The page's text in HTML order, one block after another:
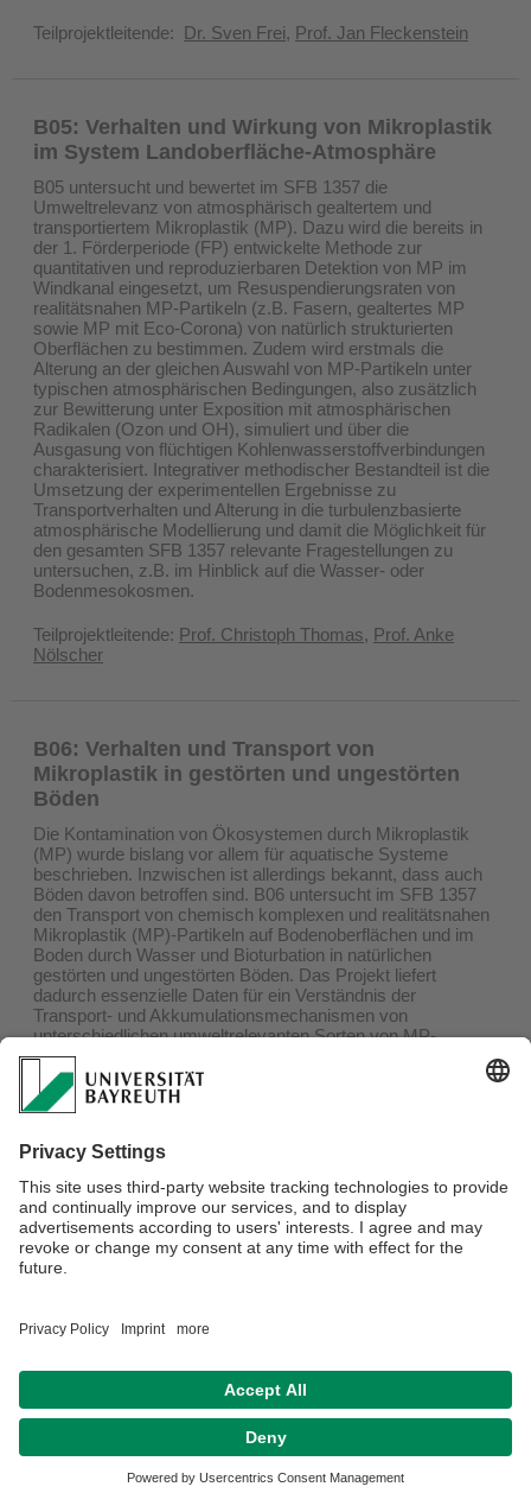
Teilprojektleitende: Dr. Sven Frei, Prof. Jan Fleckenstein
B05: Verhalten und Wirkung von Mikroplastik
im System Landoberfläche-Atmosphäre
B05 untersucht und bewertet im SFB 1357 die
Umweltrelevanz von atmosphärisch gealtertem und
transportiertem Mikroplastik (MP). Dazu wird die bereits in
der 1. Förderperiode (FP) entwickelte Methode zur
quantitativen und reproduzierbaren Detektion von MP im
Windkanal eingesetzt, um Resuspendierungsraten von
realitätsnahen MP-Partikeln (z.B. Fasern, gealtertes MP
sowie MP mit Eco-Corona) von natürlich strukturierten
Oberflächen zu bestimmen. Zudem wird erstmals die
Alterung an der gleichen Auswahl von MP-Partikeln unter
typischen atmosphärischen Bedingungen, also zusätzlich
zur Bewitterung unter Exposition mit atmosphärischen
Radikalen (Ozon und OH), simuliert und über die
Ausgasung von flüchtigen Kohlenwasserstoffverbindungen
charakterisiert. Integrativer methodischer Bestandteil ist die
Umsetzung der experimentellen Ergebnisse zu
Transportverhalten und Alterung in die turbulenzbasierte
atmosphärische Modellierung und damit die Möglichkeit für
den gesamten SFB 1357 relevante Fragestellungen zu
untersuchen, z.B. im Hinblick auf die Wasser- oder
Bodenmesokosmen.
Teilprojektleitende: Prof. Christoph Thomas, Prof. Anke
Nölscher
B06: Verhalten und Transport von
Mikroplastik in gestörten und ungestörten
Böden
Die Kontamination von Ökosystemen durch Mikroplastik
(MP) wurde bislang vor allem für aquatische Systeme
beschrieben. Inzwischen ist allerdings bekannt, dass auch
Böden davon betroffen sind. B06 untersucht im SFB 1357
den Transport von chemisch komplexen und realitätsnahen
Mikroplastik (MP)-Partikeln auf Bodenoberflächen und im
Boden durch Wasser und Bioturbation in natürlichen
gestörten und ungestörten Böden. Das Projekt liefert
dadurch essenzielle Daten für ein Verständnis der
Transport- und Akkumulationsmechanismen von
unterschiedlichen umweltrelevanten Sorten von MP-
Partikeln. Die Erkenntnisse zu potenziellen
Akkumulationsbereichen und somit zur
Expositionswahrscheinlichkeit für Organismen bilden die
Grundlage für eine realitätsnahe ökologische
Teilprojektleitende:Prof. Christina Bogner,Prof, Stephan
Gekle,Dr. Martin Löder
Impressum
Kontakt
Barrierefreiheitserklärung